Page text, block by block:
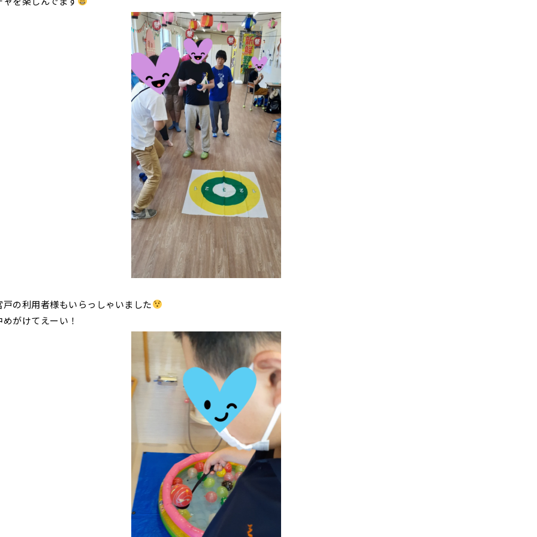
戸の利用者様もいらっしゃいました
がけてえーい！